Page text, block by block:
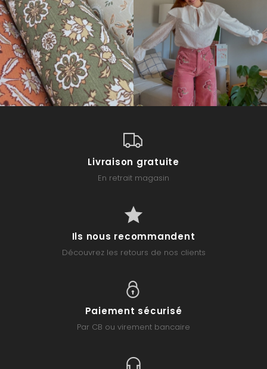
Livraison gratuite
En retrait magasin
Ils nous recommandent
Découvrez les retours de nos clients
Paiement sécurisé
Par CB ou virement bancaire